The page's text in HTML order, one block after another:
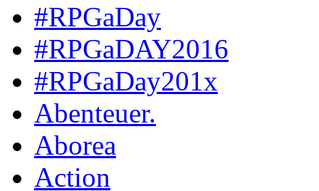
#RPGaDay
#RPGaDAY2016
#RPGaDay201x
Abenteuer.
Aborea
Action